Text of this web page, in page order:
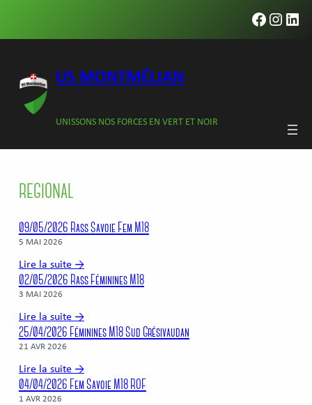
US MONTMÉLIAN
UNISSONS NOS FORCES EN VERT ET NOIR
REGIONAL
09/05/2026 Rass Savoie Fem M18
5 MAI 2026
Lire la suite →
02/05/2026 Rass Féminines M18
3 MAI 2026
Lire la suite →
25/04/2026 Féminines M18 Sud Grésivaudan
21 AVR 2026
Lire la suite →
04/04/2026 Fem Savoie M18 ROF
1 AVR 2026